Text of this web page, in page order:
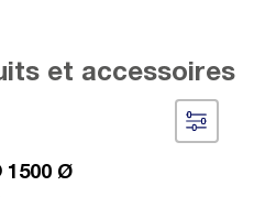
et accessoires
1500 Ø